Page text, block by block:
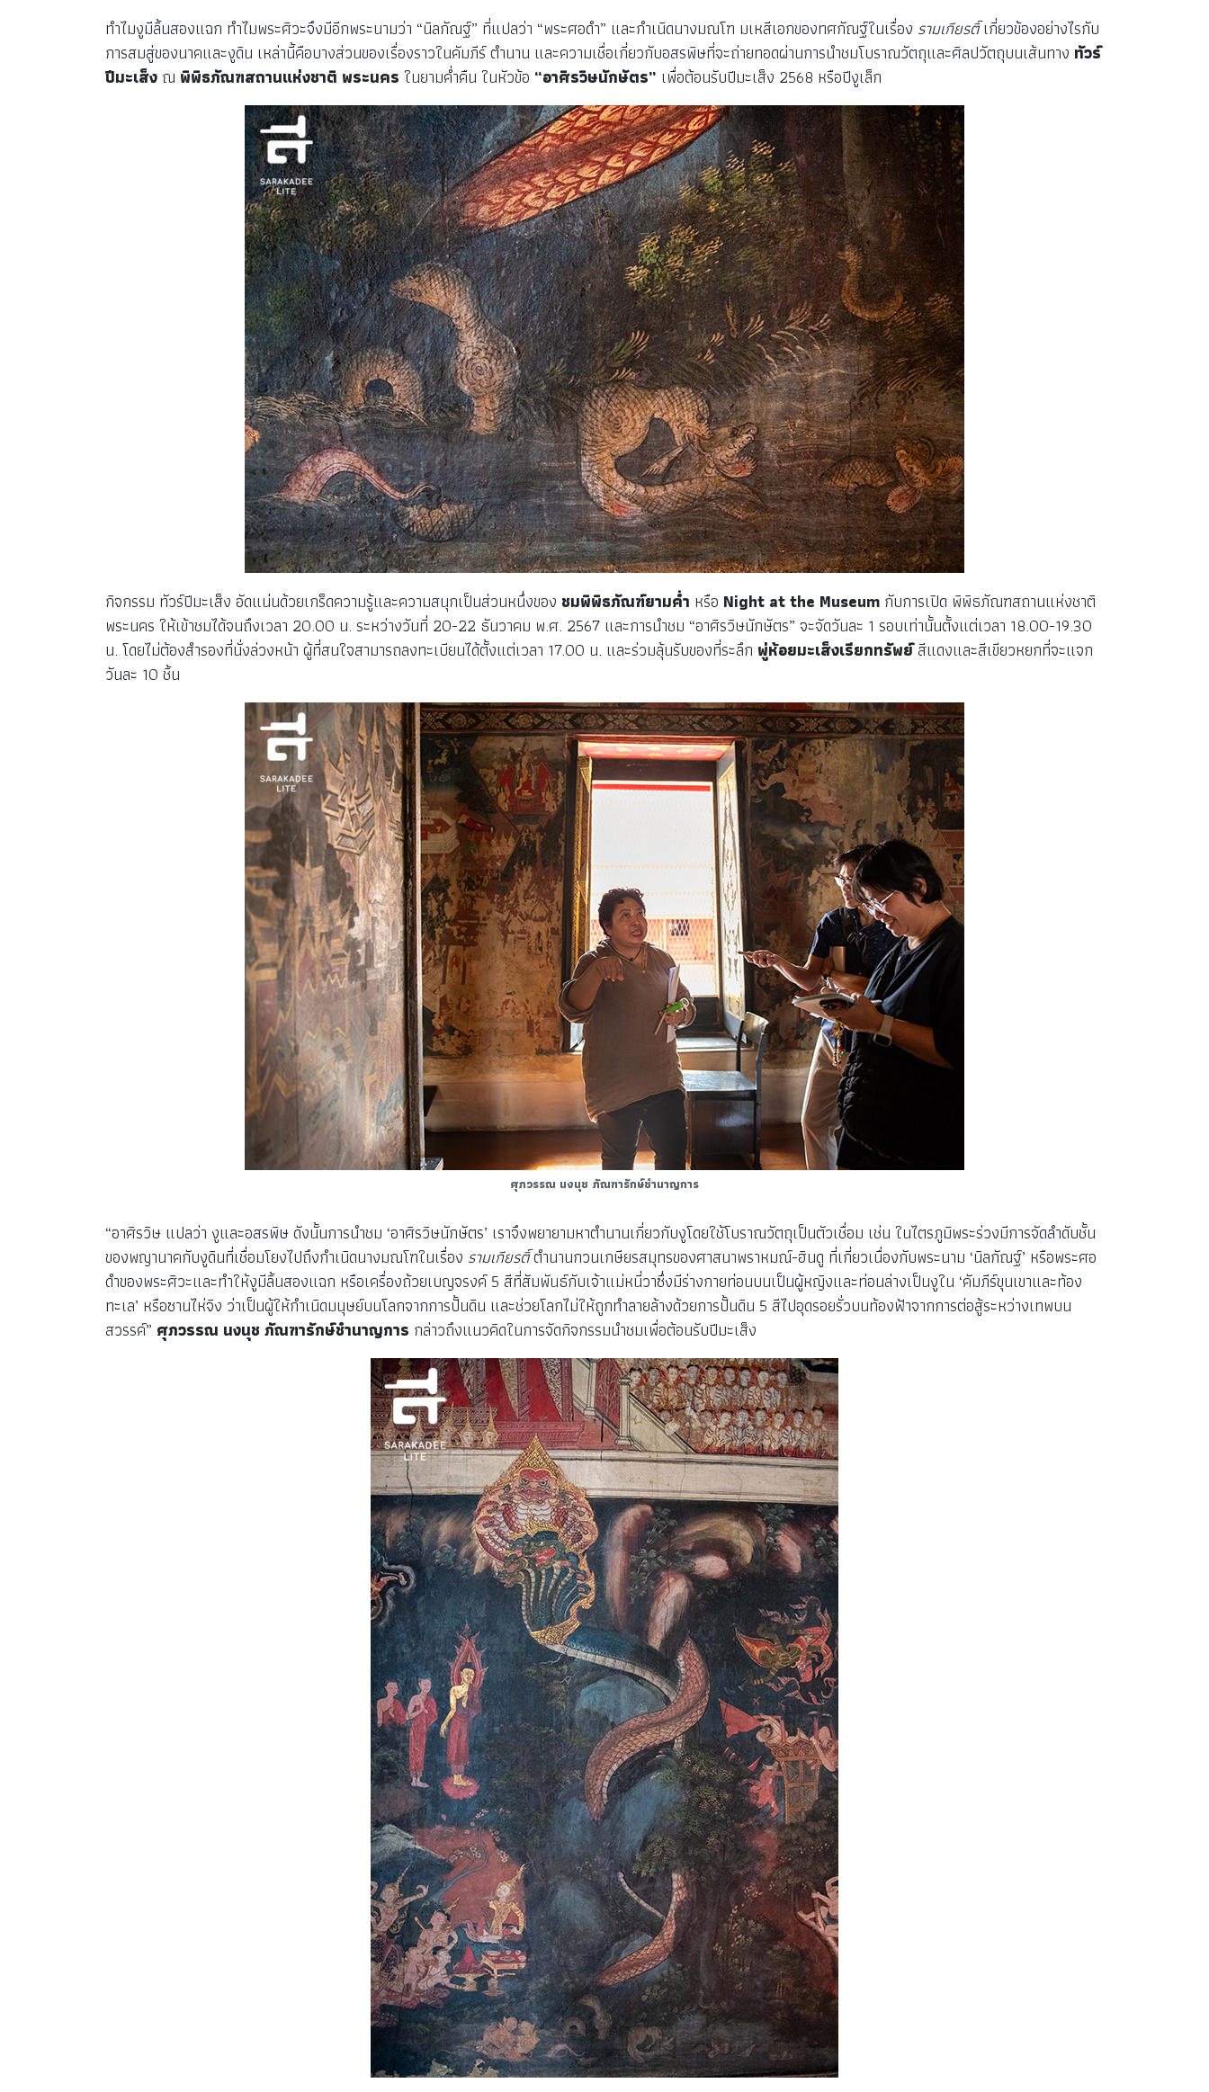
ทำไมงูมีลิ้นสองแฉก ทำไมพระศิวะจึงมีอีกพระนามว่า “นิลกัณฐ์” ที่แปลว่า “พระศอดำ” และกำเนิดนางมณโฑ มเหสีเอกของทศกัณฐ์ในเรื่อง รามเกียรติ์เกี่ยวข้องอย่างไรกับ
การสมสู่ของนาคและงูดิน เหล่านี้คือบางส่วนของเรื่องราวในคัมภีร์ ตำนาน และความเชื่อเกี่ยวกับอสรพิษที่จะถ่ายทอดผ่านการนำชมโบราณวัตถุและศิลปวัตถุบนเส้นทาง ทัวร์
ปีมะเส็ง ณ พิพิธภัณฑสถานแห่งชาติ พระนคร ในยามค่ำคืน ในหัวข้อ “อาศิรวิษนักษัตร” เพื่อต้อนรับปีมะเส็ง 2568 หรือปีงูเล็ก
กิจกรรม ทัวร์ปีมะเส็ง อัดแน่นด้วยเกร็ดความรู้และความสนุกเป็นส่วนหนึ่งของ ชมพิพิธภัณฑ์ยามค่ำ หรือ Night at the Museum กับการเปิด พิพิธภัณฑสถานแห่งชาติ
พระนคร ให้เข้าชมได้จนถึงเวลา 20.00 น. ระหว่างวันที่ 20-22 ธันวาคม พ.ศ. 2567 และการนำชม “อาศิรวิษนักษัตร” จะจัดวันละ 1 รอบเท่านั้นตั้งแต่เวลา 18.00-19.30
น. โดยไม่ต้องสำรองที่นั่งล่วงหน้า ผู้ที่สนใจสามารถลงทะเบียนได้ตั้งแต่เวลา 17.00 น. และร่วมลุ้นรับของที่ระลึก พู่ห้อยมะเส็งเรียกทรัพย์สีแดงและสีเขียวหยกที่จะแจก
วันละ 10 ชิ้น
ศุภวรรณ นงนุช ภัณฑารักษ์ชำนาญการ
“อาศิรวิษ แปลว่า งูและอสรพิษ ดังนั้นการนำชม ‘อาศิรวิษนักษัตร’ เราจึงพยายามหาตำนานเกี่ยวกับงูโดยใช้โบราณวัตถุเป็นตัวเชื่อม เช่น ในไตรภูมิพระร่วงมีการจัดลำดับชั้น
ของพญานาคกับงูดินที่เชื่อมโยงไปถึงกำเนิดนางมณโฑในเรื่อง รามเกียรติ์ตำนานกวนเกษียรสมุทรของศาสนาพราหมณ์-ฮินดู ที่เกี่ยวเนื่องกับพระนาม ‘นิลกัณฐ์’ หรือพระศอ
ดำของพระศิวะและทำให้งูมีลิ้นสองแฉก หรือเครื่องถ้วยเบญจรงค์ 5 สีที่สัมพันธ์กับเจ้าแม่หนี่วาซึ่งมีร่างกายท่อนบนเป็นผู้หญิงและท่อนล่างเป็นงูใน ‘คัมภีร์ขุนเขาและท้อง
ทะเล’ หรือซานไห่จิง ว่าเป็นผู้ให้กำเนิดมนุษย์บนโลกจากการปั้นดิน และช่วยโลกไม่ให้ถูกทำลายล้างด้วยการปั้นดิน 5 สีไปอุดรอยรั่วบนท้องฟ้าจากการต่อสู้ระหว่างเทพบน
สวรรค์” ศุภวรรณ นงนุช ภัณฑารักษ์ชำนาญการ กล่าวถึงแนวคิดในการจัดกิจกรรมนำชมเพื่อต้อนรับปีมะเส็ง